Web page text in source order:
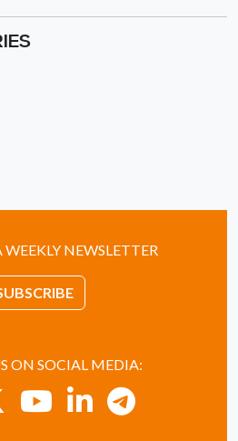
WEEKLY NEWSLETTER
ON SOCIAL MEDIA: